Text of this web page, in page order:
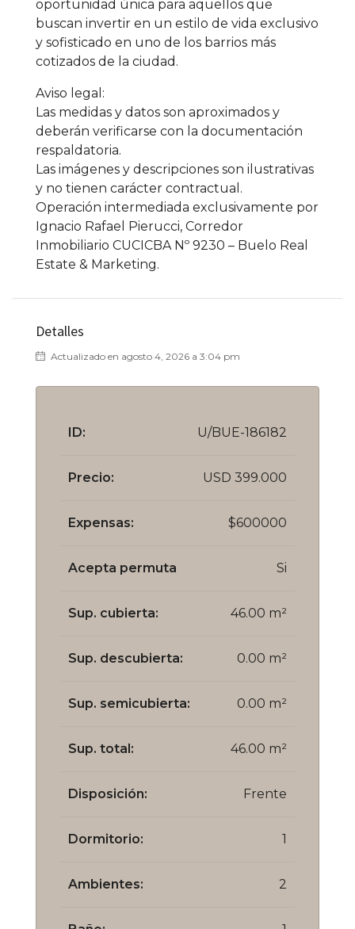
oportunidad única para aquellos que
buscan invertir en un estilo de vida exclusivo
y sofisticado en uno de los barrios más
cotizados de la ciudad.
Aviso legal:
Las medidas y datos son aproximados y
deberán verificarse con la documentación
respaldatoria.
Las imágenes y descripciones son ilustrativas
y no tienen carácter contractual.
Operación intermediada exclusivamente por
Ignacio Rafael Pierucci, Corredor
Inmobiliario CUCICBA Nº 9230 – Buelo Real
Estate & Marketing.
Detalles
Actualizado en agosto 4, 2026 a 3:04 pm
ID: U/BUE-186182
Precio: USD 399.000
Expensas: $600000
Acepta permuta Si
Sup. cubierta: 46.00 m²
Sup. descubierta: 0.00 m²
Sup. semicubierta: 0.00 m²
Sup. total: 46.00 m²
Disposición: Frente
Dormitorio: 1
Ambientes: 2